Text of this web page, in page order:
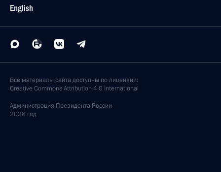
English
Все материалы сайта доступны по лицензии:
Creative Commons Attribution 4.0 International
Администрация Президента России
2026 год